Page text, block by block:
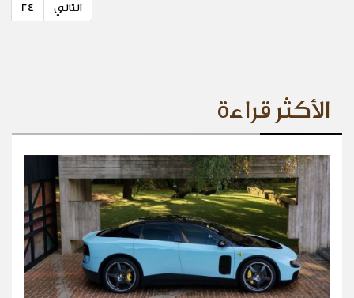
24 التالي
الأكثر قراءة